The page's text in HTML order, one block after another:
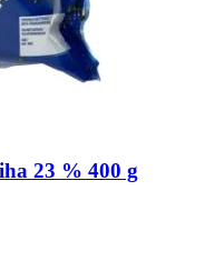
23 % 400 g